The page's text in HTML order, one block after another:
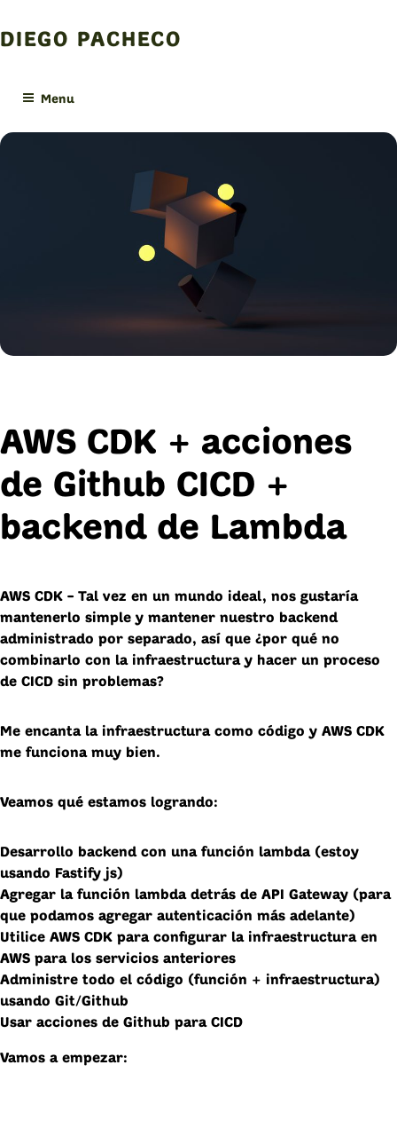
to
content
DIEGO PACHECO
Menu
AWS CDK + acciones
de Github CICD +
backend de Lambda
AWS CDK – Tal vez en un mundo ideal, nos gustaría
mantenerlo simple y mantener nuestro backend
administrado por separado, así que ¿por qué no
combinarlo con la infraestructura y hacer un proceso
de CICD sin problemas?
Me encanta la infraestructura como código y AWS CDK
me funciona muy bien.
Veamos qué estamos logrando:
Desarrollo backend con una función lambda (estoy
usando Fastify js)
Agregar la función lambda detrás de API Gateway (para
que podamos agregar autenticación más adelante)
Utilice AWS CDK para configurar la infraestructura en
AWS para los servicios anteriores
Administre todo el código (función + infraestructura)
usando Git/Github
Usar acciones de Github para CICD
Vamos a empezar: